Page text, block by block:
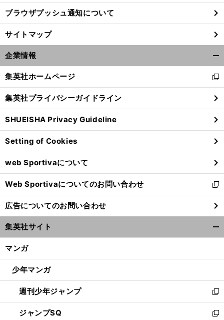
ブラウザプッシュ通知について
サイトマップ
企業情報
閉
る
集英社ホームページ
新
し
い
ウ
ィ
ン
ド
ウ
で
開
く
集英社プライバシーガイドライン
SHUEISHA Privacy Guideline
Setting of Cookies
web Sportivaについて
Web Sportivaについてのお問い合わせ
新
し
い
ウ
ィ
ン
ウ
開
く
広告についてのお問い合わせ
集英社サイト
マンガ
少年マンガ
週刊少年ジャンプ
新
し
い
ジャンプSQ
新